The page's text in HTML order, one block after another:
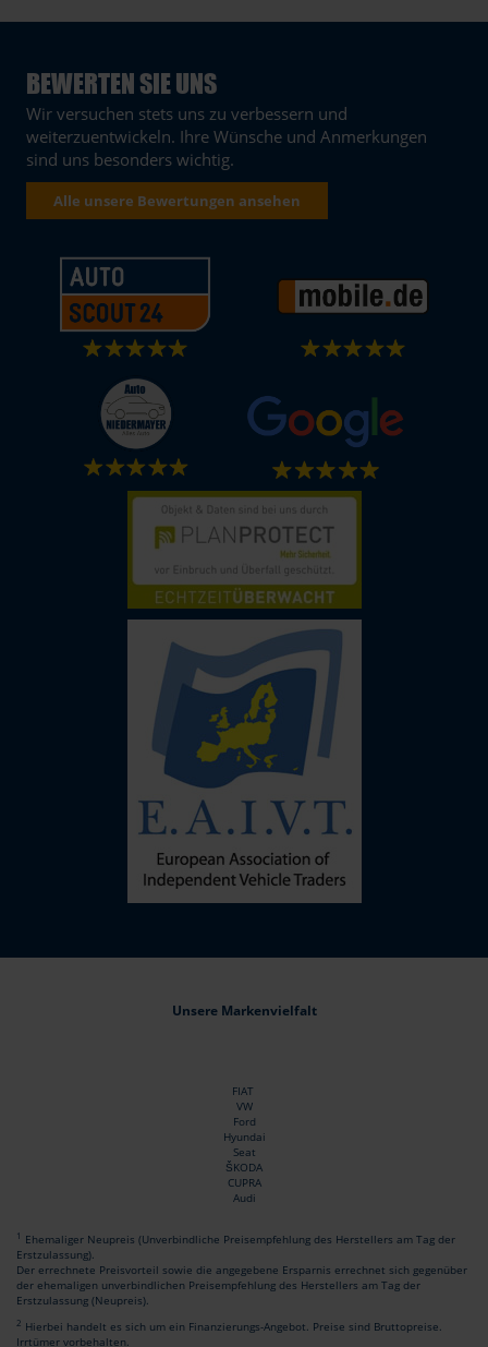
BEWERTEN SIE UNS
Wir versuchen stets uns zu verbessern und
weiterzuentwickeln. Ihre Wünsche und Anmerkungen
sind uns besonders wichtig.
Alle unsere Bewertungen ansehen
Unsere Markenvielfalt
FIAT
VW
Ford
Hyundai
Seat
ŠKODA
CUPRA
Audi
1 Ehemaliger Neupreis (Unverbindliche Preisempfehlung des Herstellers am Tag der
Erstzulassung).
Der errechnete Preisvorteil sowie die angegebene Ersparnis errechnet sich gegenüber
der ehemaligen unverbindlichen Preisempfehlung des Herstellers am Tag der
Erstzulassung (Neupreis).
2 Hierbei handelt es sich um ein Finanzierungs-Angebot. Preise sind Bruttopreise.
Irrtümer vorbehalten.